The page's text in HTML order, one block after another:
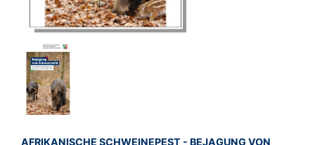
BROSCHÜRE:
AFRIKANISCHE SCHWEINEPEST - BEJAGUNG VON